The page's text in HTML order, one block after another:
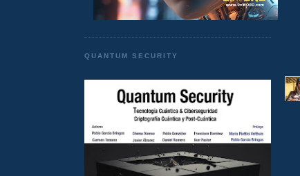
QUANTUM SECURITY